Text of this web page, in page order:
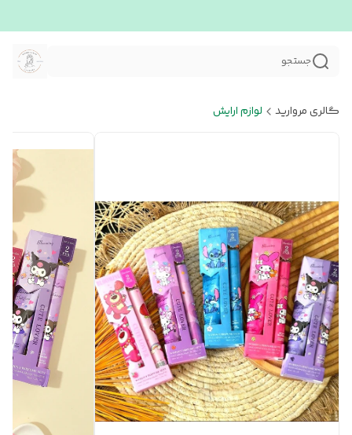
جستجو
گالری مروارید لوازم ارایش